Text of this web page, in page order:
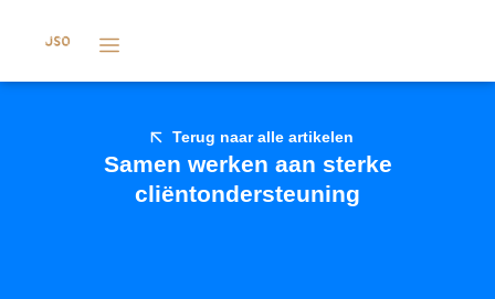
Terug naar alle artikelen
Samen werken aan sterke
cliëntondersteuning